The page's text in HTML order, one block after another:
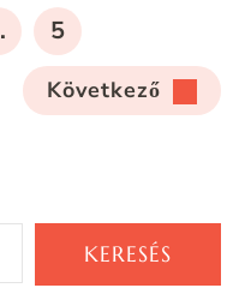
OLDAL
5
Következő
KERESÉS